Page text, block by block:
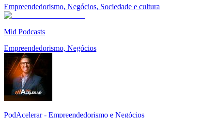
Empreendedorismo, Negócios, Sociedade e cultura
Mid Podcasts
Empreendedorismo, Negócios
PodAcelerar - Empreendedorismo e Negócios